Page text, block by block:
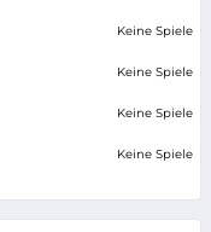
Keine Spiele
Keine Spiele
Keine Spiele
Keine Spiele